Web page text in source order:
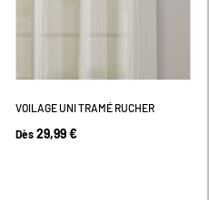
VOILAGE UNI TRAMÉ RUCHER
Dès 29,99 €